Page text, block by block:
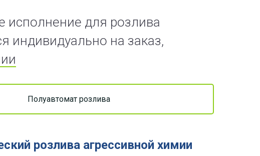
исполнение для розлива
индивидуально на заказ,
Полуавтомат розлива
розлива агрессивной химии